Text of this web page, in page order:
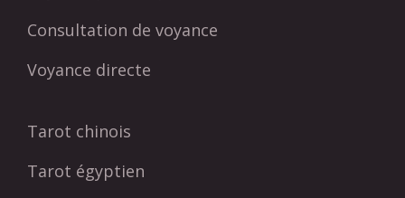
Consultation de voyance
Voyance directe
Tarot chinois
Tarot égyptien